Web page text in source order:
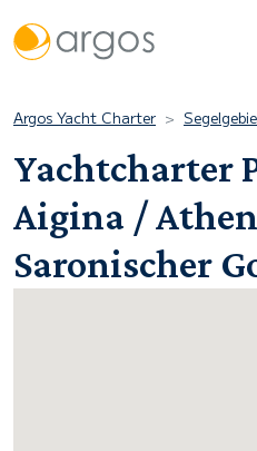
Argos Yacht Charter
Yachtcharter
Aigina /
Saronischer